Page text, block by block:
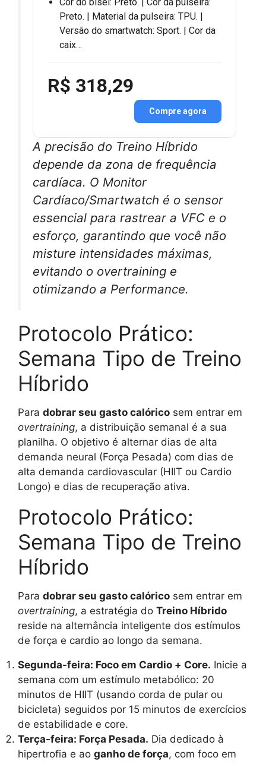
Cor do bisel: Preto. | Cor da pulseira:
Preto. | Material da pulseira: TPU. |
Versão do smartwatch: Sport. | Cor da
caix…
R$ 318,29
Compre agora
A precisão do Treino Híbrido
depende da zona de frequência
cardíaca. O Monitor
Cardíaco/Smartwatch é o sensor
essencial para rastrear a VFC e o
esforço, garantindo que você não
misture intensidades máximas,
evitando o overtraining e
otimizando a Performance.
Protocolo Prático:
Semana Tipo de Treino
Híbrido
Para dobrar seu gasto calórico sem entrar em
overtraining, a distribuição semanal é a sua
planilha. O objetivo é alternar dias de alta
demanda neural (Força Pesada) com dias de
alta demanda cardiovascular (HIIT ou Cardio
Longo) e dias de recuperação ativa.
Protocolo Prático:
Semana Tipo de Treino
Híbrido
Para dobrar seu gasto calórico sem entrar em
overtraining, a estratégia do Treino Híbrido
reside na alternância inteligente dos estímulos
de força e cardio ao longo da semana.
Segunda-feira: Foco em Cardio + Core. Inicie a
semana com um estímulo metabólico: 20
minutos de HIIT (usando corda de pular ou
bicicleta) seguidos por 15 minutos de exercícios
de estabilidade e core.
Terça-feira: Força Pesada. Dia dedicado à
hipertrofia e ao ganho de força, com foco em